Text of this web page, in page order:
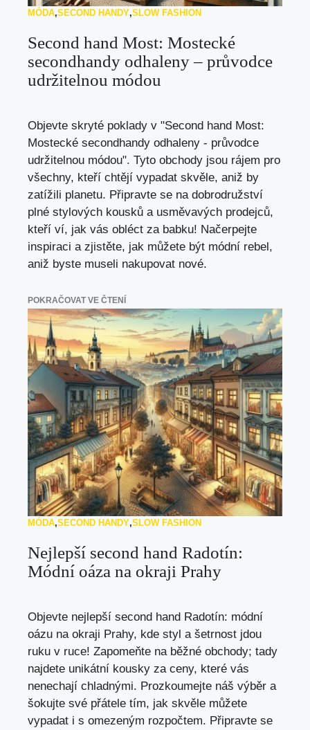
MÓDA,SECOND HANDY,SLOW FASHION
Second hand Most: Mostecké
secondhandy odhaleny – průvodce
udržitelnou módou
Objevte skryté poklady v "Second hand Most:
Mostecké secondhandy odhaleny - průvodce
udržitelnou módou". Tyto obchody jsou rájem pro
všechny, kteří chtějí vypadat skvěle, aniž by
zatížili planetu. Připravte se na dobrodružství
plné stylových kousků a usměvavých prodejců,
kteří ví, jak vás obléct za babku! Načerpejte
inspiraci a zjistěte, jak můžete být módní rebel,
aniž byste museli nakupovat nové.
POKRAČOVAT VE ČTENÍ
MÓDA,SECOND HANDY,SLOW FASHION
Nejlepší second hand Radotín:
Módní oáza na okraji Prahy
Objevte nejlepší second hand Radotín: módní
oázu na okraji Prahy, kde styl a šetrnost jdou
ruku v ruce! Zapomeňte na běžné obchody; tady
najdete unikátní kousky za ceny, které vás
nenechají chladnými. Prozkoumejte náš výběr a
šokujte své přátele tím, jak skvěle můžete
vypadat i s omezeným rozpočtem. Připravte se